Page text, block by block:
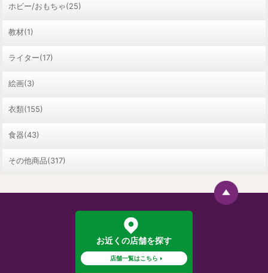
ホビー/おもちゃ(25)
教材(1)
ライター(17)
絵画(3)
衣類(155)
食器(43)
その他商品(317)
お近くの店舗を探す
店舗一覧はこちら